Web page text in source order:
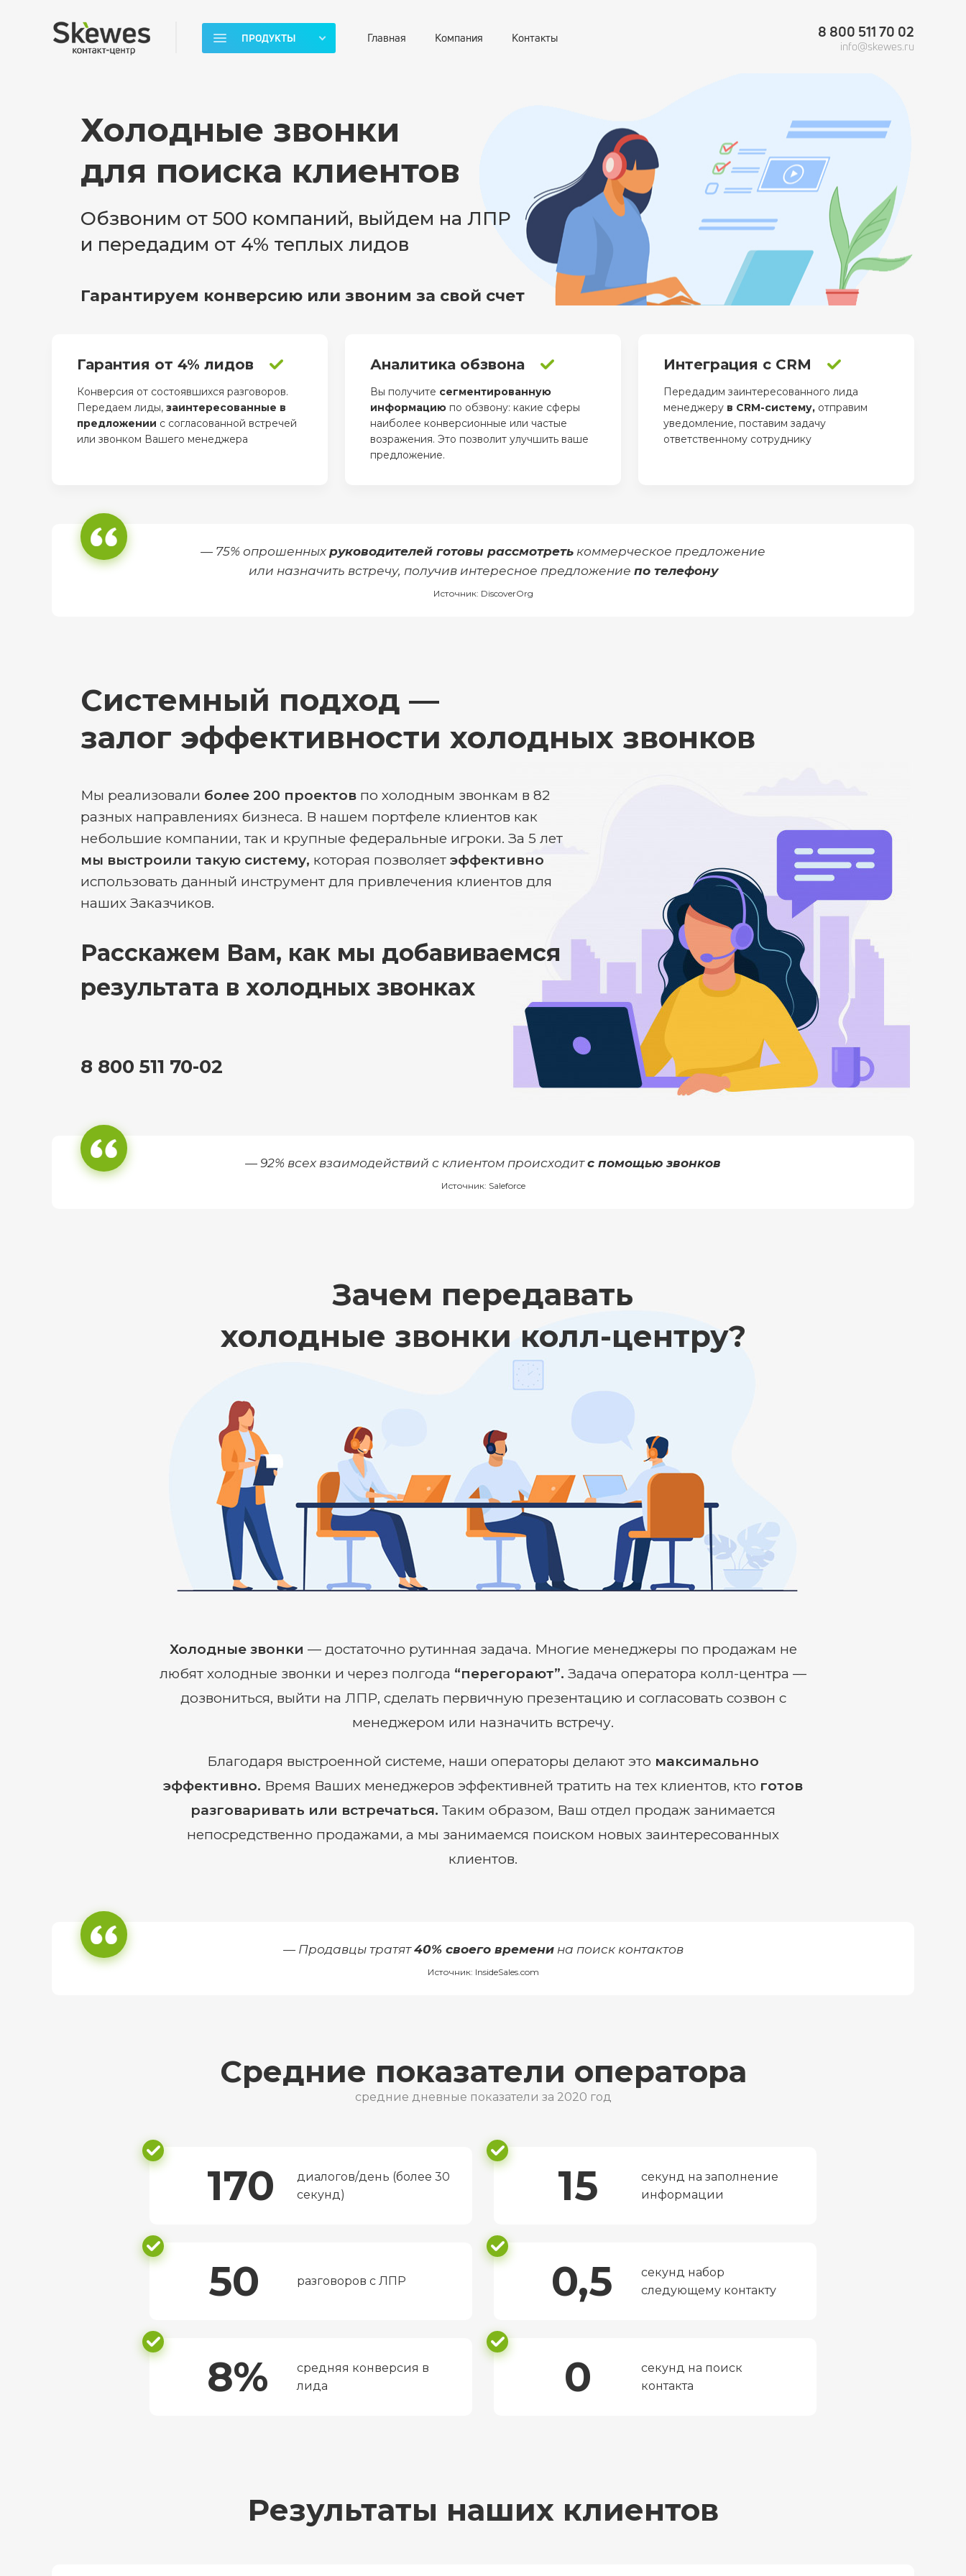
ПРОДУКТЫ Главная Компания Контакты 8 800 511 70 02
info@skewes.ru
Холодные звонки
для поиска клиентов
Обзвоним от 500 компаний, выйдем на ЛПР
и передадим от 4% теплых лидов
Гарантируем конверсию или звоним за свой счет
Гарантия от 4% лидов
Конверсия от состоявшихся разговоров.
Передаем лиды, заинтересованные в
предложении с согласованной встречей
или звонком Вашего менеджера
Аналитика обзвона
Вы получите сегментированную
информацию по обзвону: какие сферы
наиболее конверсионные или частые
возражения. Это позволит улучшить ваше
предложение.
Интеграция с CRM
Передадим заинтересованного лида
менеджеру в CRM-систему, отправим
уведомление, поставим задачу
ответственному сотруднику
— 75% опрошенных руководителей готовы рассмотреть коммерческое предложение
или назначить встречу, получив интересное предложение по телефону
Источник: DiscoverOrg
Системный подход —
залог эффективности холодных звонков
Мы реализовали более 200 проектов по холодным звонкам в 82
разных направлениях бизнеса. В нашем портфеле клиентов как
небольшие компании, так и крупные федеральные игроки. За 5 лет
мы выстроили такую систему, которая позволяет эффективно
использовать данный инструмент для привлечения клиентов для
наших Заказчиков.
Расскажем Вам, как мы добавиваемся
результата в холодных звонках
8 800 511 70-02
— 92% всех взаимодействий с клиентом происходитс помощью звонков
Источник: Saleforce
Зачем передавать
холодные звонки колл-центру?
Холодные звонки — достаточно рутинная задача. Многие менеджеры по продажам не
любят холодные звонки и через полгода “перегорают”. Задача оператора колл-центра —
дозвониться, выйти на ЛПР, сделать первичную презентацию и согласовать созвон с
менеджером или назначить встречу.
Благодаря выстроенной системе, наши операторы делают это максимально
эффективно. Время Ваших менеджеров эффективней тратить на тех клиентов, кто готов
разговаривать или встречаться. Таким образом, Ваш отдел продаж занимается
непосредственно продажами, а мы занимаемся поиском новых заинтересованных
клиентов.
— Продавцы тратят40% своего временина поиск контактов
Источник: InsideSales.com
Средние показатели оператора
средние дневные показатели за 2020 год
170
диалогов/день (более 30
секунд)
50 разговоров с ЛПР
8%
средняя конверсия в
лида
15
секунд на заполнение
информации
0,5
секунд набор
следующему контакту
0
секунд на поиск
контакта
Результаты наших клиентов